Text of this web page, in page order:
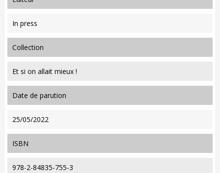
In press
collection
Et si on allait mieux !
date de parution
25/05/2022
ISBN
978-2-84835-755-3